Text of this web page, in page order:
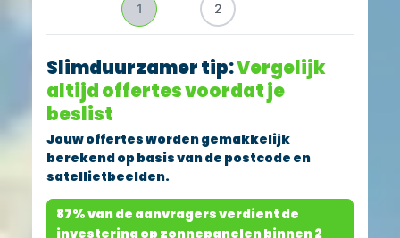
1 2
Slimduurzamer tip:Vergelijk
altijd offertes voordat je
beslist
Jouw offertes worden gemakkelijk
berekend op basis van de postcode en
satellietbeelden.
87%van de aanvragers verdient de
investering op zonnepanelenbinnen 2